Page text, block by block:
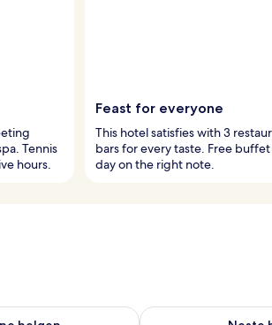
Tennis
hours.
Feast for everyone
This hotel satisfies with 3
bars for every taste. Free
day on the right note.
for denne helgen, aug. 7 - aug. 9
Sjekk tilgjengelighet